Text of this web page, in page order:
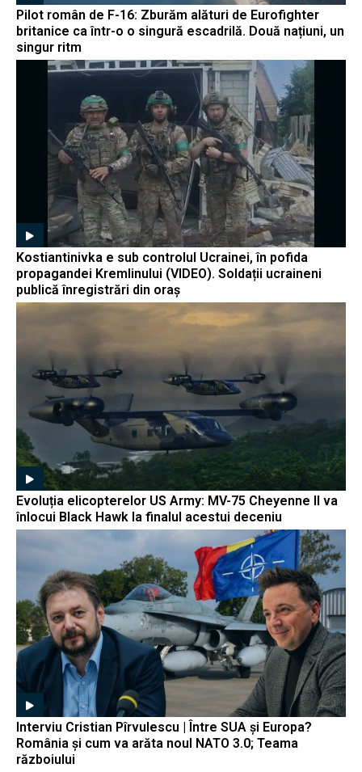
Pilot român de F-16: Zburăm alături de Eurofighter
britanice ca într-o o singură escadrilă. Două națiuni, un
singur ritm
Kostiantinivka e sub controlul Ucrainei, în pofida
propagandei Kremlinului (VIDEO). Soldații ucraineni
publică înregistrări din oraș
Evoluția elicopterelor US Army: MV-75 Cheyenne II va
înlocui Black Hawk la finalul acestui deceniu
Interviu Cristian Pîrvulescu | Între SUA și Europa?
România și cum va arăta noul NATO 3.0; Teama
războiului